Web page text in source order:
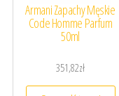
Armani Zapachy Męskie
Code Homme Parfum
50ml
351,82zł